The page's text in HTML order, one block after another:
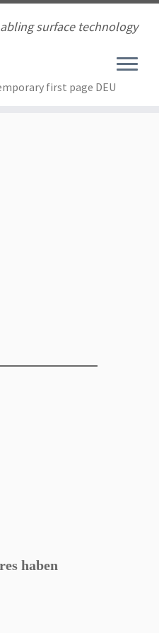
surface technology
first page DEU
haben